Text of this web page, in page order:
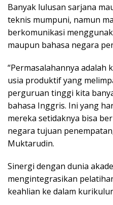
Banyak lulusan sarjana
teknis mumpuni, namun
berkomunikasi
maupun bahasa negara
“Permasalahannya adalah
usia produktif yang
perguruan tinggi kita
bahasa Inggris. Ini yang
mereka setidaknya bisa
negara tujuan
Muktarudin.
Sinergi dengan dunia
mengintegrasikan
keahlian ke dalam